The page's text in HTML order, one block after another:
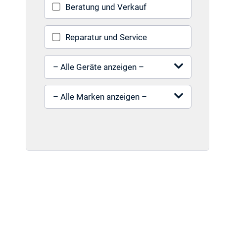
Beratung und Verkauf
Reparatur und Service
Gerät auswählen
Marke auswählen